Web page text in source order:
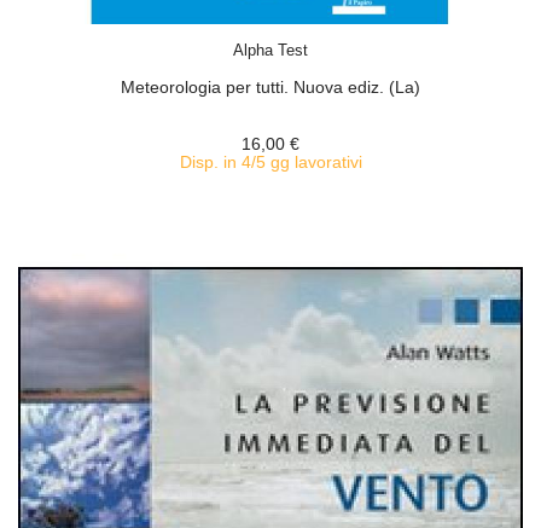
Alpha Test
Meteorologia per tutti. Nuova ediz. (La)
16,00 €
Disp. in 4/5 gg lavorativi